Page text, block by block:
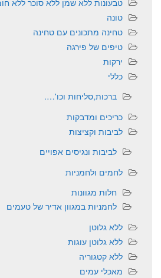
טבעונות ללא שמן ללא סוכר ללא
טונה
טחינה מתכונים עם טחינה
טיפים של פירגה
ירקות
כללי
ברכות,סליחות וכו'….
כריכים ומדבקות
לביבות וקציצות
לביבות ונגיסים אפויים
לחמים ולחמניות
חלות מגוונות
לחמניות במגוון אדיר של טעמים
ללא גלוטן
ללא גלוטן עוגות
ללא קטגוריה
מאכלי עמים